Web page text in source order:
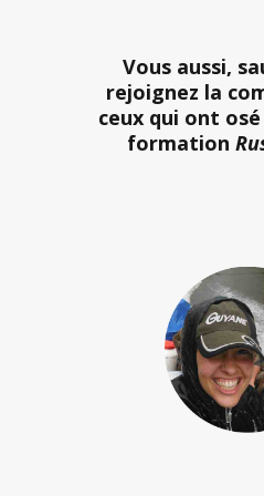
Vous aussi,
rejoignez la
ceux qui ont
formation